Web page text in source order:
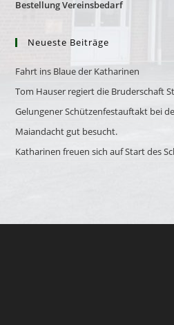
Bestellung Vereinsbedarf
Neueste Beiträge
Fahrt ins Blaue der Katharinen
Tom Hauser regiert die Bruderschaft
Gelungener Schützenfestauftakt bei
Maiandacht gut besucht.
Katharinen freuen sich auf Start des